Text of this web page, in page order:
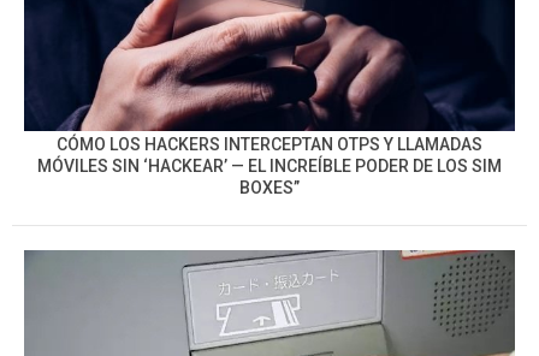
CÓMO LOS HACKERS INTERCEPTAN OTPS Y LLAMADAS
MÓVILES SIN ‘HACKEAR’ — EL INCREÍBLE PODER DE LOS SIM
BOXES”